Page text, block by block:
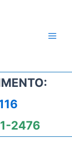
2476